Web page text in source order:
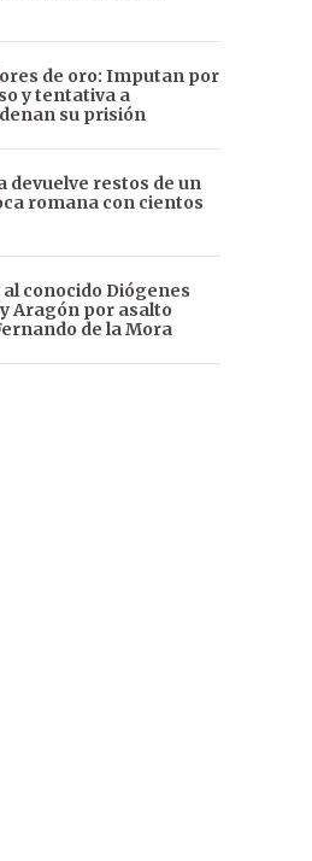
de oro: Imputan por
y tentativa a
su prisión
devuelve restos de un
romana con cientos
conocido Diógenes
Aragón por asalto
de la Mora